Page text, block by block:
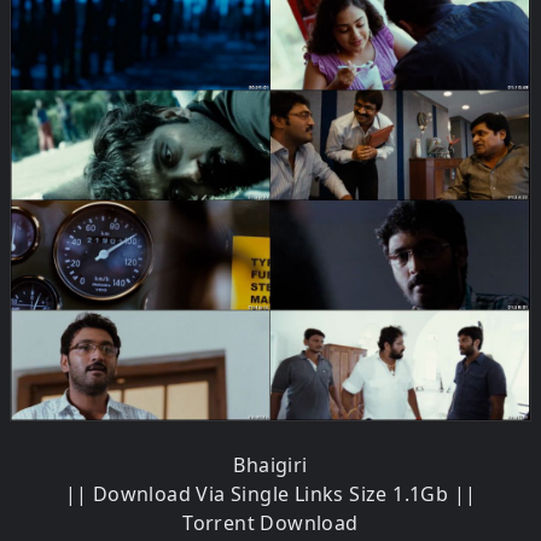
Bhaigiri
|| Download Via Single Links Size 1.1Gb ||
Torrent Download